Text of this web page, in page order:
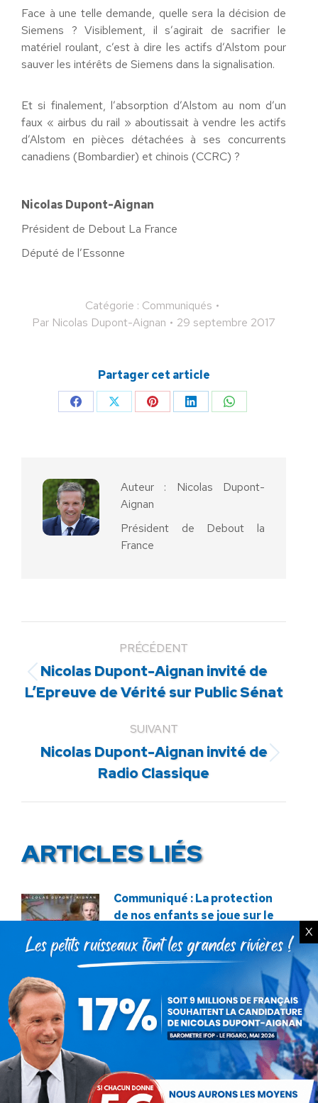
Face à une telle demande, quelle sera la décision de
Siemens ? Visiblement, il s’agirait de sacrifier le
matériel roulant, c’est à dire les actifs d’Alstom pour
sauver les intérêts de Siemens dans la signalisation.
Et si finalement, l’absorption d’Alstom au nom d’un
faux « airbus du rail » aboutissait à vendre les actifs
d’Alstom en pièces détachées à ses concurrents
canadiens (Bombardier) et chinois (CCRC) ?
Nicolas Dupont-Aignan
Président de Debout La France
Député de l’Essonne
Catégorie : Communiqués
Par Nicolas Dupont-Aignan 29 septembre 2017
Partager cet article
PartagerPartagerPartagerPartagerPartager
Auteur : Nicolas Dupont-
Aignan
Président de Debout la
France
PRÉCÉDENT
Article
précédent
Nicolas Dupont-Aignan invité de
L’Epreuve de Vérité sur Public Sénat
SUIVANT
Article
suivant
Nicolas Dupont-Aignan invité de
Radio Classique
ARTICLES LIÉS
Communiqué : La protection
de nos enfants se joue sur le
22 juillet 2026
l’engrenage d’une France
fragmentée
26 juin 2026
En ce 18 juin, le meilleur
hommage : libérer à nouveau la
X